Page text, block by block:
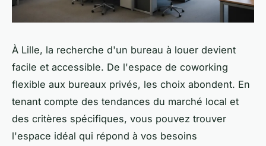
À Lille, la recherche d'un bureau à louer devient
facile et accessible. De l'espace de coworking
flexible aux bureaux privés, les choix abondent. En
tenant compte des tendances du marché local et
des critères spécifiques, vous pouvez trouver
l'espace idéal qui répond à vos besoins